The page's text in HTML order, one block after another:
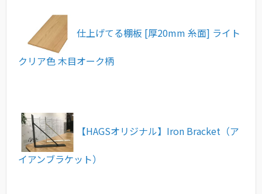
仕上げてる棚板 [厚20mm 糸面] ライト
クリア色 木目オーク柄
【HAGSオリジナル】Iron Bracket（ア
イアンブラケット）